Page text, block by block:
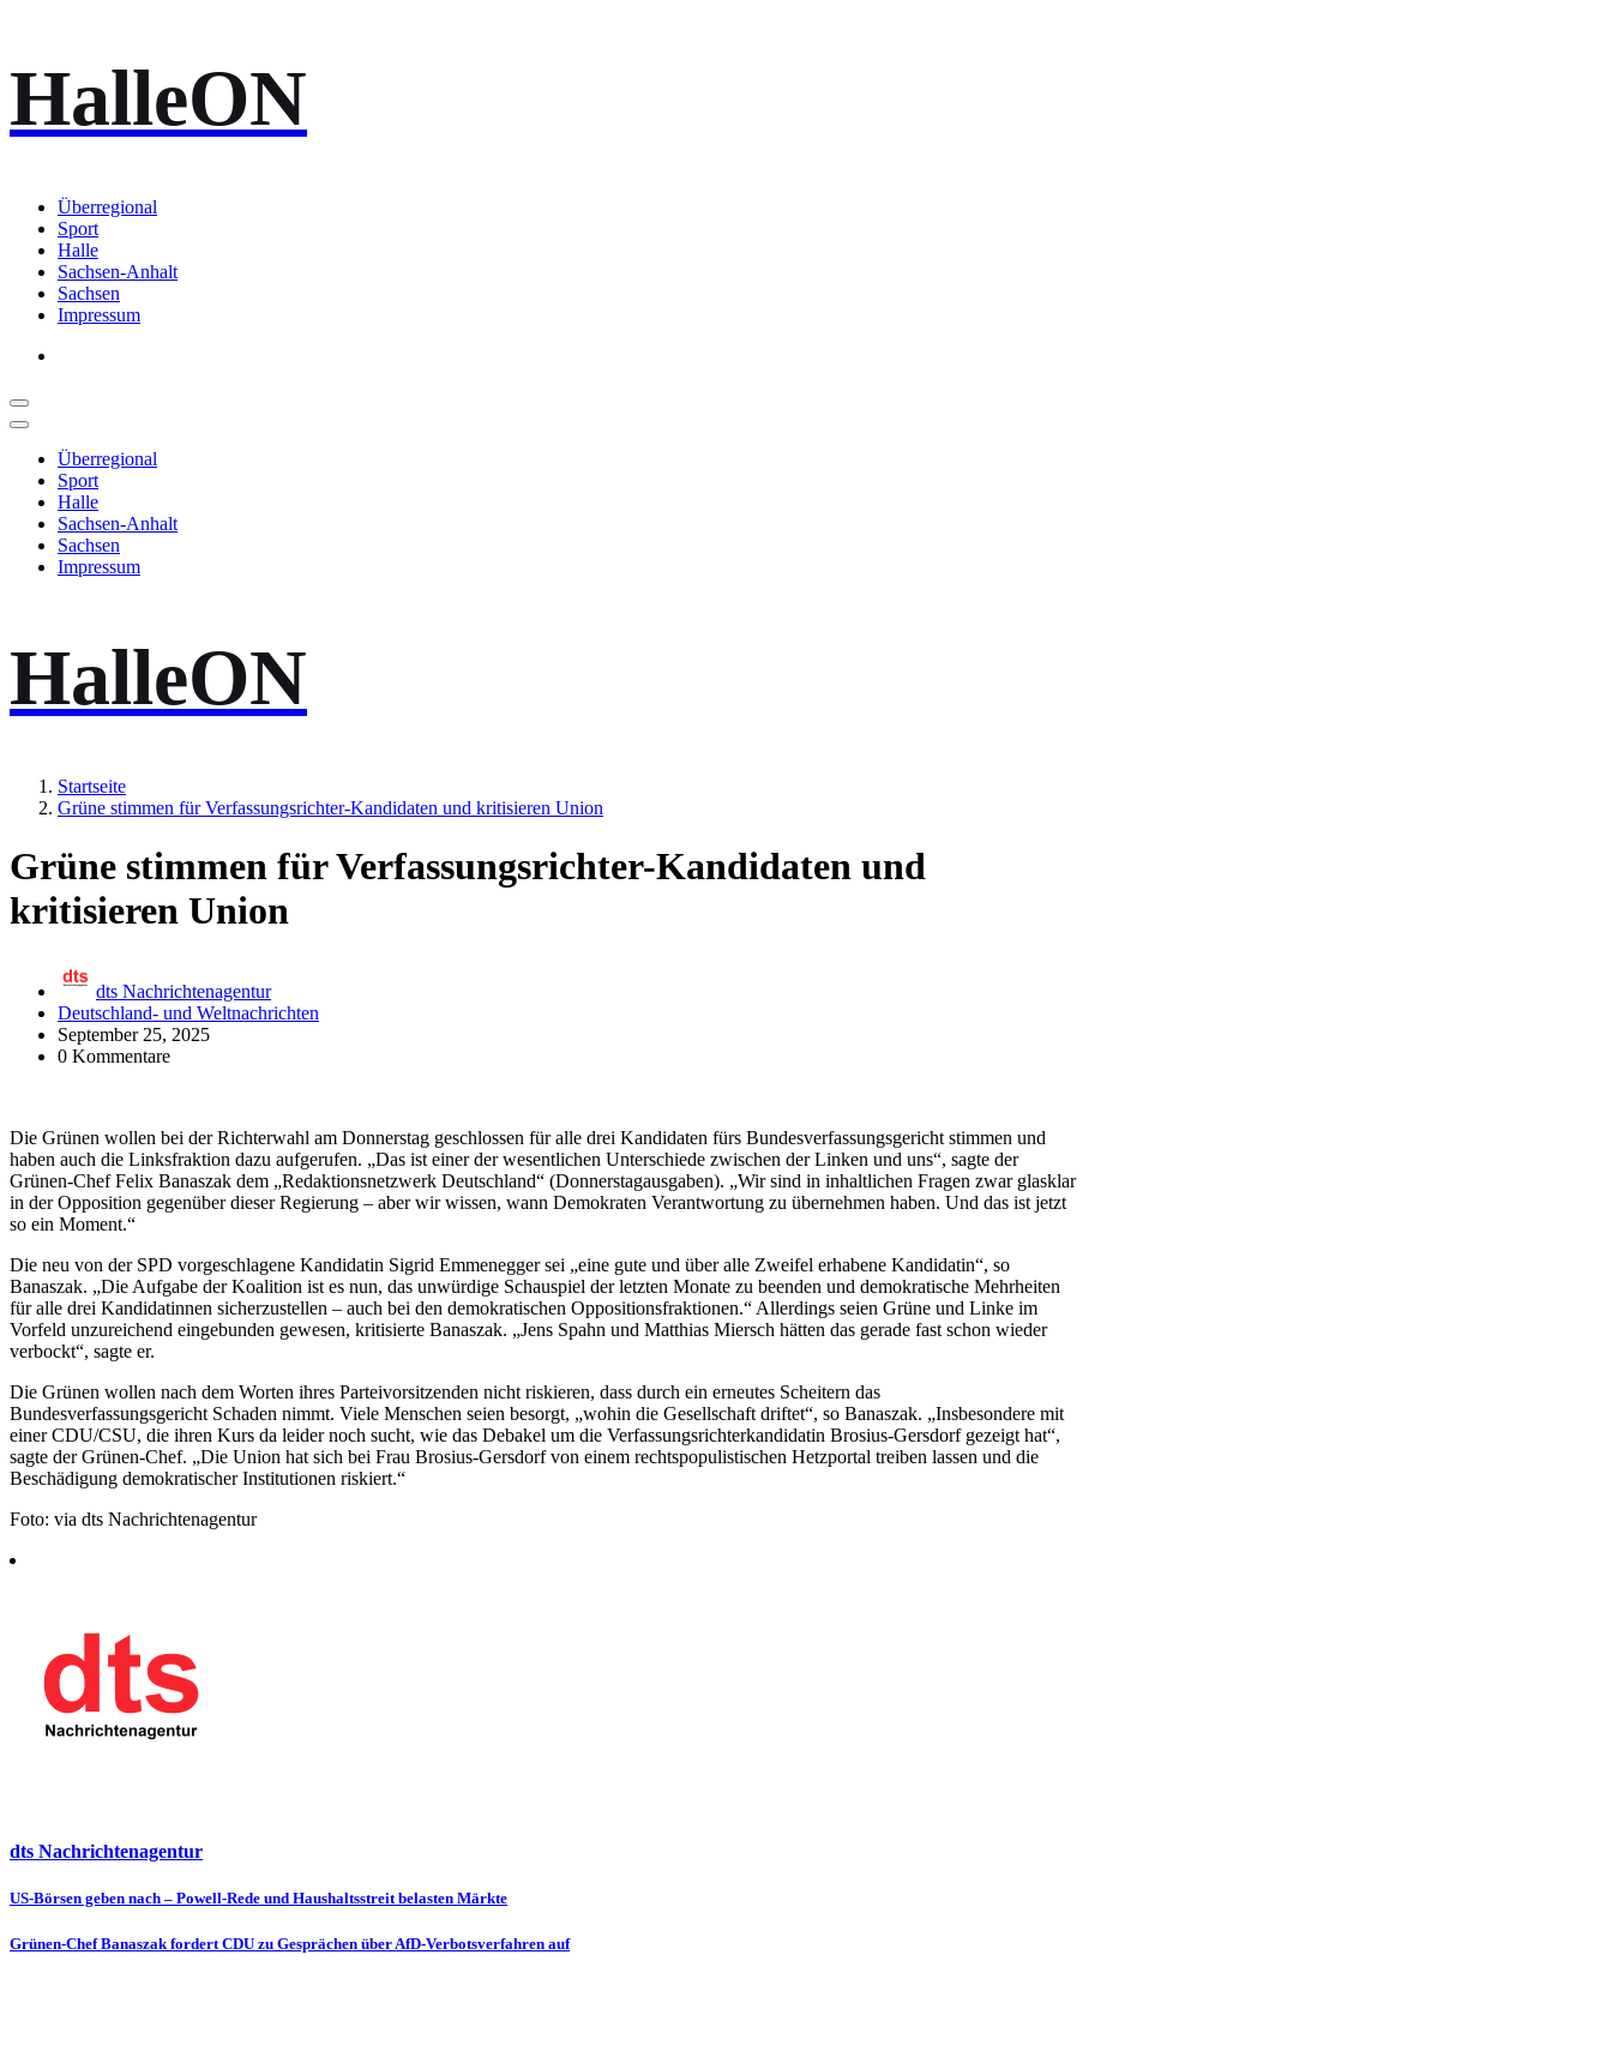
Inhalt
springen
HalleON
Überregional
Sport
Halle
Sachsen-Anhalt
Sachsen
Impressum
Überregional
Sport
Halle
Sachsen-Anhalt
Sachsen
Impressum
HalleON
Startseite
Grüne stimmen für Verfassungsrichter-Kandidaten und kritisieren Union
Grüne stimmen für Verfassungsrichter-Kandidaten und
kritisieren Union
dts Nachrichtenagentur
Deutschland- und Weltnachrichten
September 25, 2025
0 Kommentare
Die Grünen wollen bei der Richterwahl am Donnerstag geschlossen für alle drei Kandidaten fürs Bundesverfassungsgericht stimmen und
haben auch die Linksfraktion dazu aufgerufen. „Das ist einer der wesentlichen Unterschiede zwischen der Linken und uns“, sagte der
Grünen-Chef Felix Banaszak dem „Redaktionsnetzwerk Deutschland“ (Donnerstagausgaben). „Wir sind in inhaltlichen Fragen zwar glasklar
in der Opposition gegenüber dieser Regierung – aber wir wissen, wann Demokraten Verantwortung zu übernehmen haben. Und das ist jetzt
so ein Moment.“
Die neu von der SPD vorgeschlagene Kandidatin Sigrid Emmenegger sei „eine gute und über alle Zweifel erhabene Kandidatin“, so
Banaszak. „Die Aufgabe der Koalition ist es nun, das unwürdige Schauspiel der letzten Monate zu beenden und demokratische Mehrheiten
für alle drei Kandidatinnen sicherzustellen – auch bei den demokratischen Oppositionsfraktionen.“ Allerdings seien Grüne und Linke im
Vorfeld unzureichend eingebunden gewesen, kritisierte Banaszak. „Jens Spahn und Matthias Miersch hätten das gerade fast schon wieder
verbockt“, sagte er.
Die Grünen wollen nach dem Worten ihres Parteivorsitzenden nicht riskieren, dass durch ein erneutes Scheitern das
Bundesverfassungsgericht Schaden nimmt. Viele Menschen seien besorgt, „wohin die Gesellschaft driftet“, so Banaszak. „Insbesondere mit
einer CDU/CSU, die ihren Kurs da leider noch sucht, wie das Debakel um die Verfassungsrichterkandidatin Brosius-Gersdorf gezeigt hat“,
sagte der Grünen-Chef. „Die Union hat sich bei Frau Brosius-Gersdorf von einem rechtspopulistischen Hetzportal treiben lassen und die
Beschädigung demokratischer Institutionen riskiert.“
Foto: via dts Nachrichtenagentur
dts Nachrichtenagentur
Beitragsnavigation
US-Börsen geben nach – Powell-Rede und Haushaltsstreit belasten Märkte
Grünen-Chef Banaszak fordert CDU zu Gesprächen über AfD-Verbotsverfahren auf